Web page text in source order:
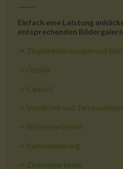
Einfach eine Leistung
entsprechenden
-> Ziegeleindeckungen und
-> Gebälk
-> Carport
->Vordächer und
-> Schieferarbeiten
-> Kaminsanierung
-> Zinkregenrinnen